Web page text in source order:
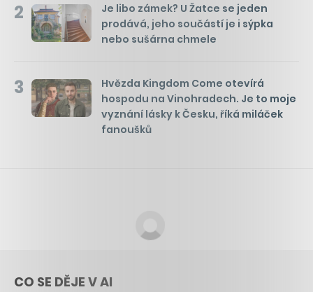
2
Je libo zámek? U Žatce se jeden
prodává, jeho součástí je i sýpka
nebo sušárna chmele
3
Hvězda Kingdom Come otevírá
hospodu na Vinohradech. Je to moje
vyznání lásky k Česku, říká miláček
fanoušků
CO SE DĚJE V AI